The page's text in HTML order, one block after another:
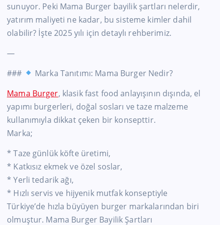
sunuyor. Peki Mama Burger bayilik şartları nelerdir,
yatırım maliyeti ne kadar, bu sisteme kimler dahil
olabilir? İşte 2025 yılı için detaylı rehberimiz.
—
###
Marka Tanıtımı: Mama Burger Nedir?
Mama Burger, klasik fast food anlayışının dışında, el
yapımı burgerleri, doğal sosları ve taze malzeme
kullanımıyla dikkat çeken bir konsepttir.
Marka;
* Taze günlük köfte üretimi,
* Katkısız ekmek ve özel soslar,
* Yerli tedarik ağı,
* Hızlı servis ve hijyenik mutfak konseptiyle
Türkiye’de hızla büyüyen burger markalarından biri
olmuştur. Mama Burger Bayilik Şartları